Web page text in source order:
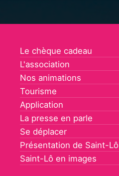
Le chèque cadeau
L'association
Nos animations
Tourisme
Application
La presse en parle
Se déplacer
Présentation de Saint-Lô
Saint-Lô en images